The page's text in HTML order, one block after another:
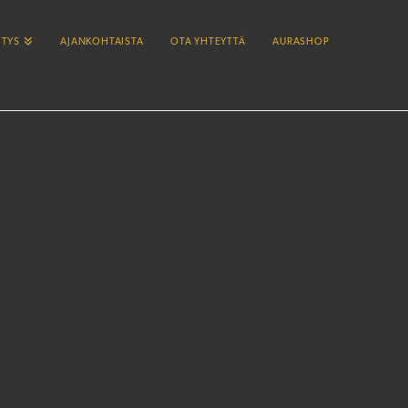
AJANKOHTAISTA OTA YHTEYTTÄ AURASHOP